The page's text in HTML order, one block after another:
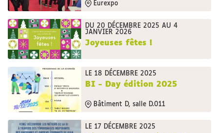
Eurexpo
DU 20 DÉCEMBRE 2025 AU 4
JANVIER 2026
Joyeuses fêtes !
LE 18 DÉCEMBRE 2025
BI - Day édition 2025
Bâtiment D, salle D.011
LE 17 DÉCEMBRE 2025